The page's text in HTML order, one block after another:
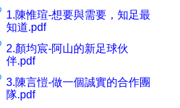
1.陳惟瑄-想要與需要，知足最
知道.pdf
2.顏均宸-阿山的新足球伙
伴.pdf
3.陳言愷-做一個誠實的合作團
隊.pdf